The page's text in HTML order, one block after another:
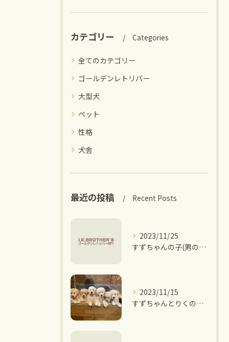
カテゴリー Categories
全てのカテゴリー
ゴールデンレトリバー
大型犬
ペット
性格
犬舎
最近の投稿 Recent Posts
2023/11/25
すずちゃんの子(男の子6頭)ご家族決まりました。
2023/11/15
すずちゃんとりくの子 ご家族募集中です。